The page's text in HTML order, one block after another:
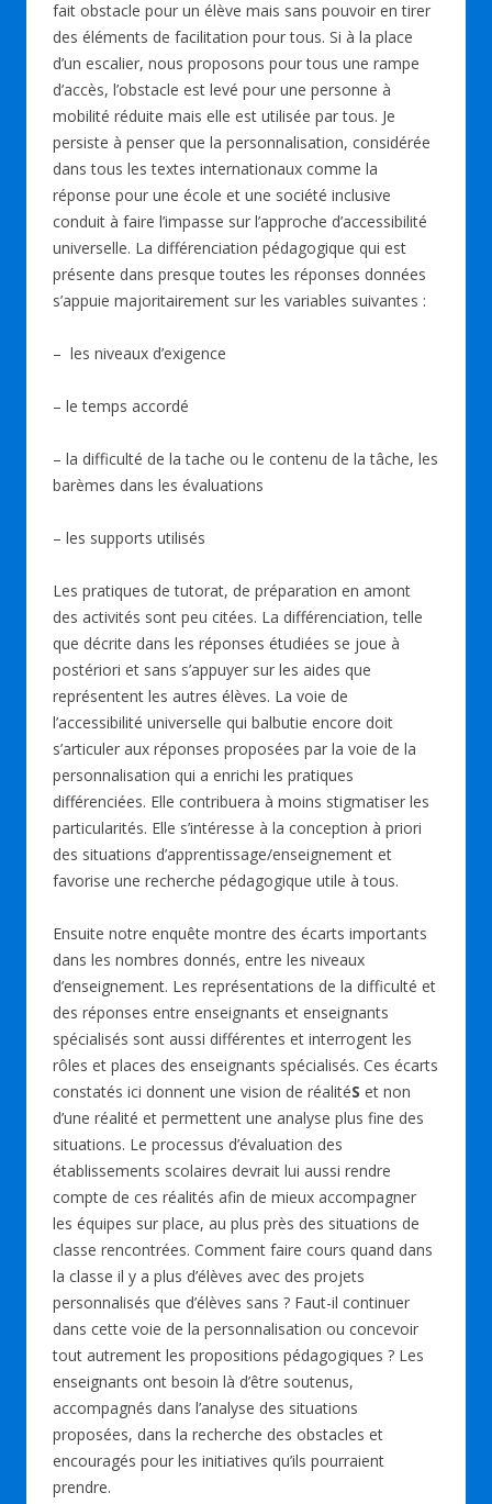
fait obstacle pour un élève mais sans pouvoir en tirer
des éléments de facilitation pour tous. Si à la place
d’un escalier, nous proposons pour tous une rampe
d’accès, l’obstacle est levé pour une personne à
mobilité réduite mais elle est utilisée par tous. Je
persiste à penser que la personnalisation, considérée
dans tous les textes internationaux comme la
réponse pour une école et une société inclusive
conduit à faire l’impasse sur l’approche d’accessibilité
universelle. La différenciation pédagogique qui est
présente dans presque toutes les réponses données
s’appuie majoritairement sur les variables suivantes :
– les niveaux d’exigence
– le temps accordé
– la difficulté de la tache ou le contenu de la tâche, les
barèmes dans les évaluations
– les supports utilisés
Les pratiques de tutorat, de préparation en amont
des activités sont peu citées. La différenciation, telle
que décrite dans les réponses étudiées se joue à
postériori et sans s’appuyer sur les aides que
représentent les autres élèves. La voie de
l’accessibilité universelle qui balbutie encore doit
s’articuler aux réponses proposées par la voie de la
personnalisation qui a enrichi les pratiques
différenciées. Elle contribuera à moins stigmatiser les
particularités. Elle s’intéresse à la conception à priori
des situations d’apprentissage/enseignement et
favorise une recherche pédagogique utile à tous.
Ensuite notre enquête montre des écarts importants
dans les nombres donnés, entre les niveaux
d’enseignement. Les représentations de la difficulté et
des réponses entre enseignants et enseignants
spécialisés sont aussi différentes et interrogent les
rôles et places des enseignants spécialisés. Ces écarts
constatés ici donnent une vision de réalitéS et non
d’une réalité et permettent une analyse plus fine des
situations. Le processus d’évaluation des
établissements scolaires devrait lui aussi rendre
compte de ces réalités afin de mieux accompagner
les équipes sur place, au plus près des situations de
classe rencontrées. Comment faire cours quand dans
la classe il y a plus d’élèves avec des projets
personnalisés que d’élèves sans ? Faut-il continuer
dans cette voie de la personnalisation ou concevoir
tout autrement les propositions pédagogiques ? Les
enseignants ont besoin là d’être soutenus,
accompagnés dans l’analyse des situations
proposées, dans la recherche des obstacles et
encouragés pour les initiatives qu’ils pourraient
prendre.